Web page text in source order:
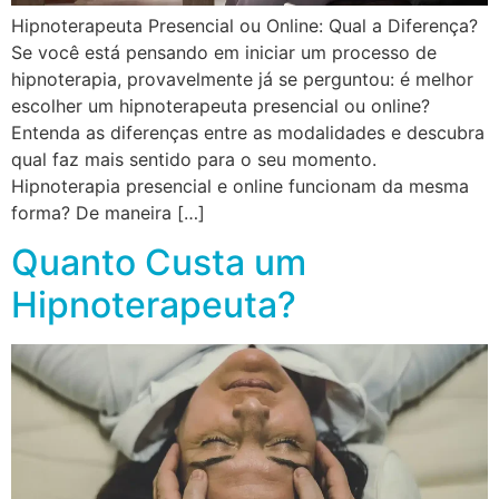
Hipnoterapeuta Presencial ou Online: Qual a Diferença?
Se você está pensando em iniciar um processo de
hipnoterapia, provavelmente já se perguntou: é melhor
escolher um hipnoterapeuta presencial ou online?
Entenda as diferenças entre as modalidades e descubra
qual faz mais sentido para o seu momento.
Hipnoterapia presencial e online funcionam da mesma
forma? De maneira […]
Quanto Custa um
Hipnoterapeuta?